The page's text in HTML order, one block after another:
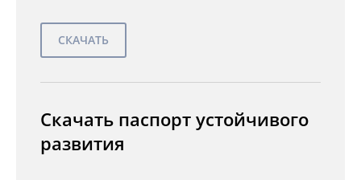
Скачать паспорт устойчивого
развития